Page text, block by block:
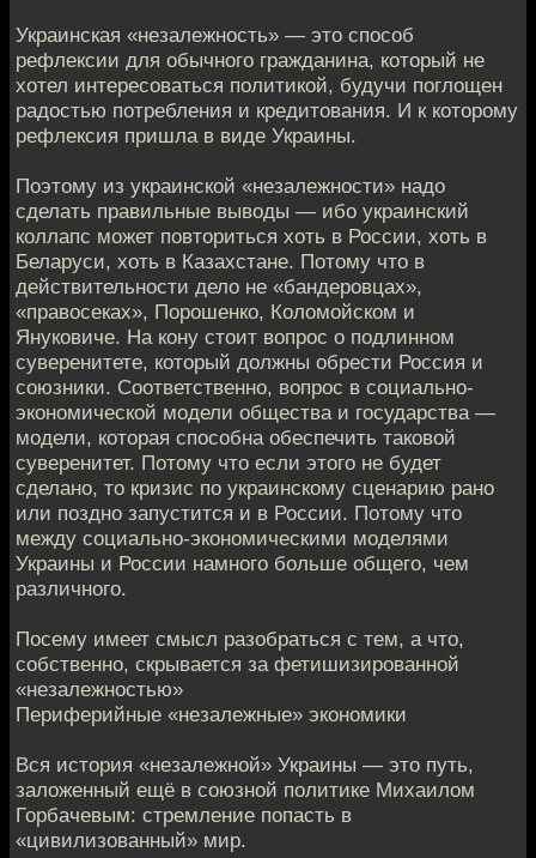
Украинская «незалежность» — это способ
рефлексии для обычного гражданина, который не
хотел интересоваться политикой, будучи поглощен
радостью потребления и кредитования. И к которому
рефлексия пришла в виде Украины.
Поэтому из украинской «незалежности» надо
сделать правильные выводы — ибо украинский
коллапс может повториться хоть в России, хоть в
Беларуси, хоть в Казахстане. Потому что в
действительности дело не «бандеровцах»,
«правосеках», Порошенко, Коломойском и
Януковиче. На кону стоит вопрос о подлинном
суверенитете, который должны обрести Россия и
союзники. Соответственно, вопрос в социально-
экономической модели общества и государства —
модели, которая способна обеспечить таковой
суверенитет. Потому что если этого не будет
сделано, то кризис по украинскому сценарию рано
или поздно запустится и в России. Потому что
между социально-экономическими моделями
Украины и России намного больше общего, чем
различного.
Посему имеет смысл разобраться с тем, а что,
собственно, скрывается за фетишизированной
«незалежностью»
Периферийные «незалежные» экономики
Вся история «незалежной» Украины — это путь,
заложенный ещё в союзной политике Михаилом
Горбачевым: стремление попасть в
«цивилизованный» мир.